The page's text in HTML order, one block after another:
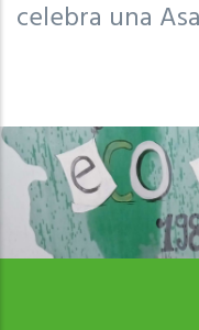
celebra una